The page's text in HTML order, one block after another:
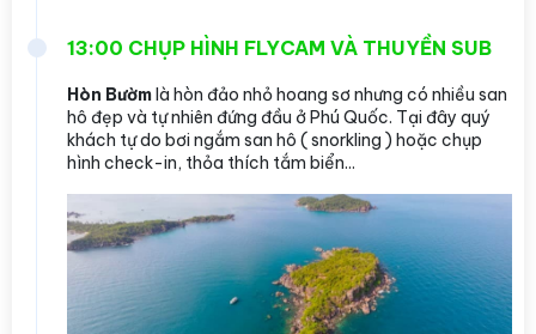
13:00 CHỤP HÌNH FLYCAM VÀ THUYỀN SUB
Hòn Bườmlà hòn đảo nhỏ hoang sơ nhưng có nhiều san
hô đẹp và tự nhiên đứng đầu ở Phú Quốc. Tại đây quý
khách tự do bơi ngắm san hô ( snorkling ) hoặc chụp
hình check-in, thỏa thích tắm biển...